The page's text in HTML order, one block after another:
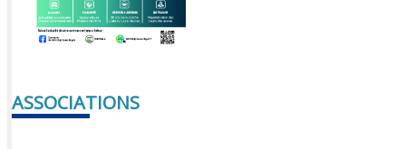
ASSOCIATIONS